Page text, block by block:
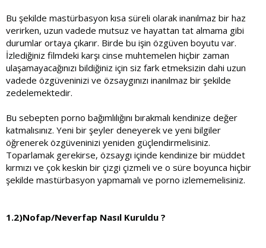
Bu şekilde mastürbasyon kısa süreli olarak inanılmaz bir haz
verirken, uzun vadede mutsuz ve hayattan tat almama gibi
durumlar ortaya çıkarır. Birde bu işin özgüven boyutu var.
İzlediğiniz filmdeki karşı cinse muhtemelen hiçbir zaman
ulaşamayacağınızı bildiğiniz için siz fark etmeksizin dahi uzun
vadede özgüveninizi ve özsaygınızı inanılmaz bir şekilde
zedelemektedir.
Bu sebepten porno bağımlılığını bırakmalı kendinize değer
katmalısınız. Yeni bir şeyler deneyerek ve yeni bilgiler
öğrenerek özgüveninizi yeniden güçlendirmelisiniz.
Toparlamak gerekirse, özsaygı içinde kendinize bir müddet
kırmızı ve çok keskin bir çizgi çizmeli ve o süre boyunca hiçbir
şekilde mastürbasyon yapmamalı ve porno izlememelisiniz.
1.2)Nofap/Neverfap Nasıl Kuruldu ?